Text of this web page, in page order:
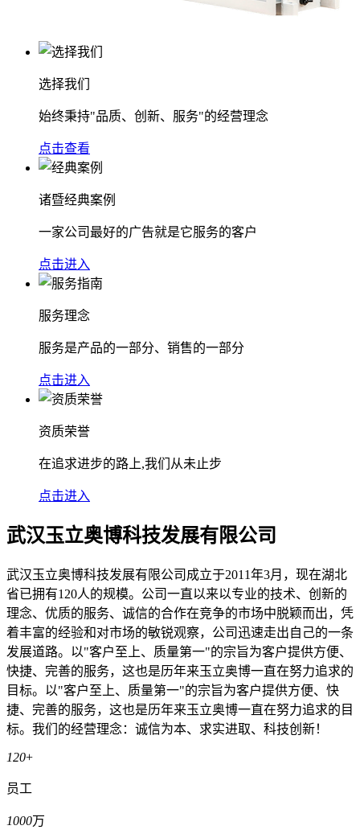
选择我们
始终秉持"品质、创新、服务"的经营理念
点击查看
诸暨经典案例
一家公司最好的广告就是它服务的客户
点击进入
服务理念
服务是产品的一部分、销售的一部分
点击进入
资质荣誉
在追求进步的路上,我们从未止步
点击进入
武汉玉立奥博科技发展有限公司
武汉玉立奥博科技发展有限公司成立于2011年3月，现在湖北
省已拥有120人的规模。公司一直以来以专业的技术、创新的
理念、优质的服务、诚信的合作在竞争的市场中脱颖而出，凭
着丰富的经验和对市场的敏锐观察，公司迅速走出自己的一条
发展道路。以"客户至上、质量第一"的宗旨为客户提供方便、
快捷、完善的服务，这也是历年来玉立奥博一直在努力追求的
目标。以"客户至上、质量第一"的宗旨为客户提供方便、快
捷、完善的服务，这也是历年来玉立奥博一直在努力追求的目
标。我们的经营理念：诚信为本、求实进取、科技创新！
120+
员工
1000万